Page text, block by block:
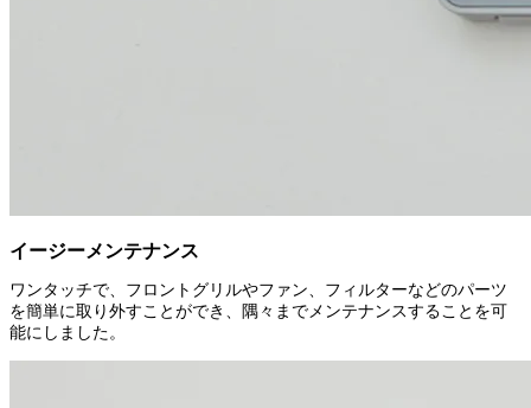
イージーメンテナンス
ワンタッチで、フロントグリルやファン、フィルターなどのパーツ
を簡単に取り外すことができ、隅々までメンテナンスすることを可
能にしました。